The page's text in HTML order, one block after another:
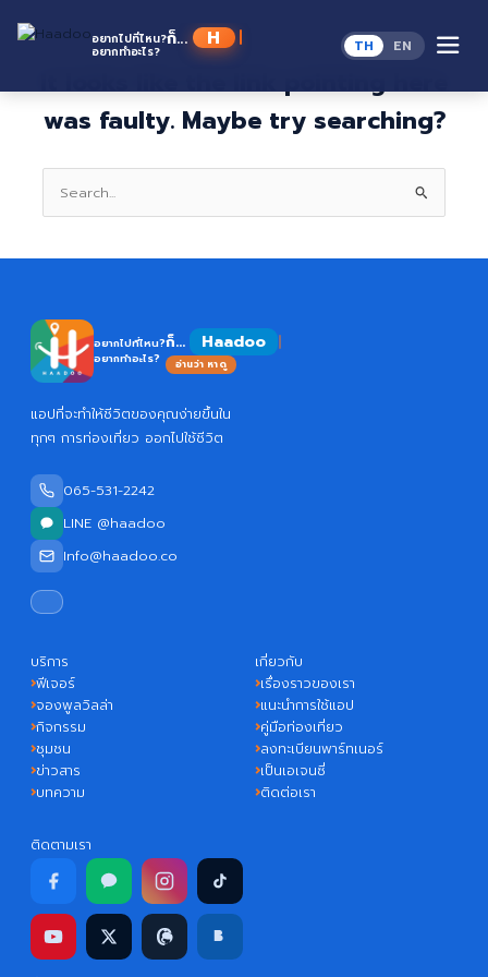
อยากไปที่ไหน?
อยากทำอะไร?
ก็... TH EN
This page doesn't seem to exist.
It looks like the link pointing here
was faulty. Maybe try searching?
Search
for:
อยากไปที่ไหน?
อยากทำอะไร?
ก็... Haadoo
อ่านว่า หาดู
แอปที่จะทำให้ชีวิตของคุณง่ายขึ้นใน
ทุกๆ การท่องเที่ยว ออกไปใช้ชีวิต
065-531-2242
LINE @haadoo
Info@haadoo.co
บริการ
ฟีเจอร์
จองพูลวิลล่า
กิจกรรม
ชุมชน
ข่าวสาร
บทความ
เกี่ยวกับ
เรื่องราวของเรา
แนะนำการใช้แอป
คู่มือท่องเที่ยว
ลงทะเบียนพาร์ทเนอร์
เป็นเอเจนซี่
ติดต่อเรา
ติดตามเรา